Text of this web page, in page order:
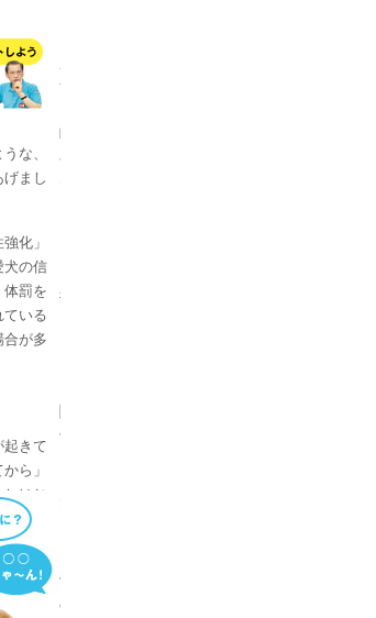
な、
げまし
化」
犬の信
体罰を
ている
合が多
起きて
ら」
はじ
が大
名
前
呼
べ
振
係
他
の